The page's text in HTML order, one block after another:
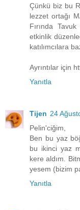
Çünkü biz bu
lezzet ortağı
Fırında
etkinlik
katılımcılara
Ayrıntılar için
Yanıtla
Tijen 24
Pelin'ciğim,
Ben bu yaz
bu ikinci yaz
kere aldım.
yesem (bizim
Yanıtla